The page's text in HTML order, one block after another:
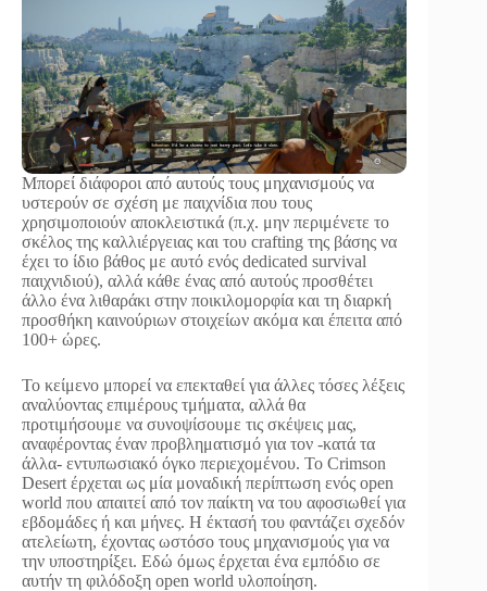
Μπορεί διάφοροι από αυτούς τους μηχανισμούς να
υστερούν σε σχέση με παιχνίδια που τους
χρησιμοποιούν αποκλειστικά (π.χ. μην περιμένετε το
σκέλος της καλλιέργειας και του crafting της βάσης να
έχει το ίδιο βάθος με αυτό ενός dedicated survival
παιχνιδιού), αλλά κάθε ένας από αυτούς προσθέτει
άλλο ένα λιθαράκι στην ποικιλομορφία και τη διαρκή
προσθήκη καινούριων στοιχείων ακόμα και έπειτα από
100+ ώρες.
Το κείμενο μπορεί να επεκταθεί για άλλες τόσες λέξεις
αναλύοντας επιμέρους τμήματα, αλλά θα
προτιμήσουμε να συνοψίσουμε τις σκέψεις μας,
αναφέροντας έναν προβληματισμό για τον -κατά τα
άλλα- εντυπωσιακό όγκο περιεχομένου. Το Crimson
Desert έρχεται ως μία μοναδική περίπτωση ενός open
world που απαιτεί από τον παίκτη να του αφοσιωθεί για
εβδομάδες ή και μήνες. Η έκτασή του φαντάζει σχεδόν
ατελείωτη, έχοντας ωστόσο τους μηχανισμούς για να
την υποστηρίξει. Εδώ όμως έρχεται ένα εμπόδιο σε
αυτήν τη φιλόδοξη open world υλοποίηση.